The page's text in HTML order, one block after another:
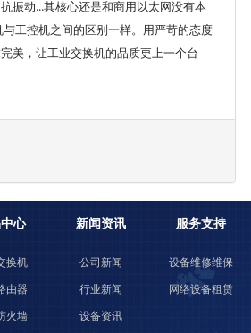
振动...其核心还是和商用以太网没有本
工控机之间的区别一样。用严苛的态度
美，让工业交换机的品质更上一个台
心 新闻资讯 服务支持
换机
由器
火墙
公司新闻
行业新闻
设备资讯
设备维修维保
网络设备租赁